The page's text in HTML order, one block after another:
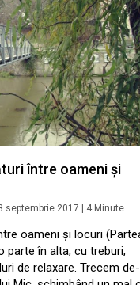
între oameni și
septembrie 2017 4 Minute
oameni și locuri
parte în alta, cu treburi,
de relaxare. Trecem